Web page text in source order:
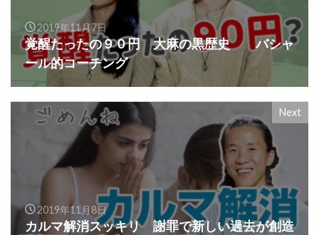
2019年11月7日
覚醒たったの９０円 大麻の黒歴史 バシャ
ール的コーチング
Next
2019年11月8日
カルマ解消スッキリ 謝罪で新しい過去が創造